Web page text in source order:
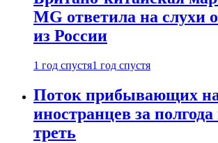
MG ответила на слухи
из России
1 год спустя1 год спустя
Поток прибывающих
иностранцев за
треть